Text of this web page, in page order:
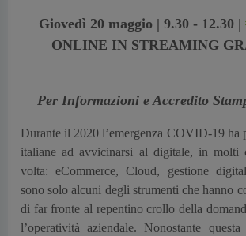
Giovedì 20 maggio | 9.30 - 12.30 |
ONLINE IN STREAMING
Per Informazioni e Accredito
Durante il 2020 l’emergenza COVID-19 ha
italiane ad avvicinarsi al digitale, in molti
volta: eCommerce, Cloud, gestione
sono solo alcuni degli strumenti che hanno
di far fronte al repentino crollo della
l’operatività aziendale. Nonostante